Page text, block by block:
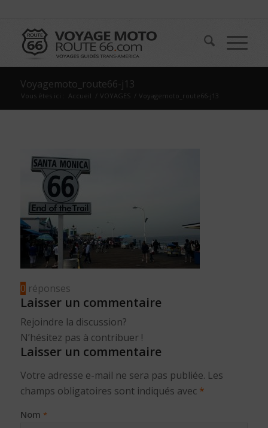
Voyagemoto_route66-j13
Vous êtes ici : Accueil / VOYAGES / Voyagemoto_route66-j13
0 réponses
Laisser un commentaire
Rejoindre la discussion?
N’hésitez pas à contribuer !
Laisser un commentaire
Votre adresse e-mail ne sera pas publiée. Les
champs obligatoires sont indiqués avec *
Nom *